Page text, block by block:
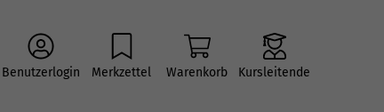
Benutzerlogin Merkzettel Warenkorb Kursleitende